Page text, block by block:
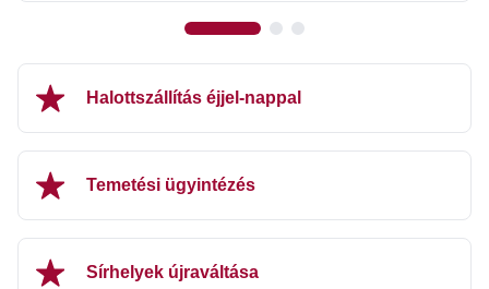
Halottszállítás éjjel-nappal
Temetési ügyintézés
Sírhelyek újraváltása